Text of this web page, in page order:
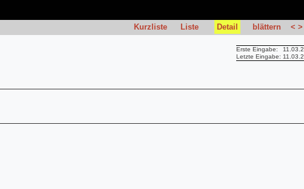
Kurzliste Liste Detail blättern < >
Erste Eingabe:
Letzte Eingabe: